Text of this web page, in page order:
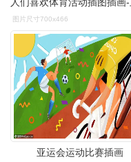
图片尺寸700x466
亚运会运动比赛插画